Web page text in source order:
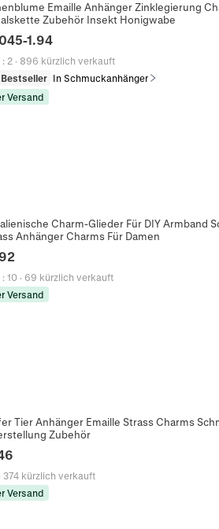
Emaille Anhänger Zinklegierung
Zubehör Insekt Honigwabe
-1.94
: 2 · 896 kürzlich verkauft
Bestseller In Schmuckanhänger
Versand
Charm-Glieder Für DIY Armband
Anhänger Charms Für Damen
: 10 · 69 kürzlich verkauft
Versand
Tier Anhänger Emaille Strass Charms
Zubehör
374 kürzlich verkauft
Versand